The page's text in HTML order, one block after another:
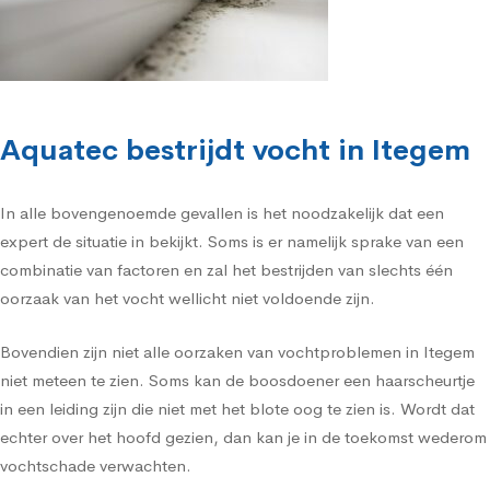
Aquatec bestrijdt vocht in Itegem
In alle bovengenoemde gevallen is het noodzakelijk dat een
expert de situatie in bekijkt. Soms is er namelijk sprake van een
combinatie van factoren en zal het bestrijden van slechts één
oorzaak van het vocht wellicht niet voldoende zijn.
Bovendien zijn niet alle oorzaken van vochtproblemen in Itegem
niet meteen te zien. Soms kan de boosdoener een haarscheurtje
in een leiding zijn die niet met het blote oog te zien is. Wordt dat
echter over het hoofd gezien, dan kan je in de toekomst wederom
vochtschade verwachten.